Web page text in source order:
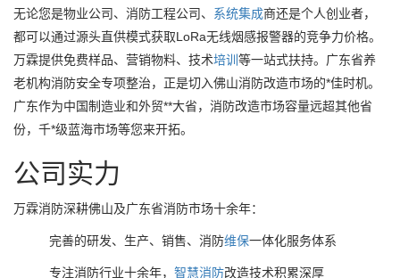
无论您是物业公司、消防工程公司、 系统集成商还是个人创业者，
都可以通过源头直供模式获取LoRa无线烟感报警器的竞争力价格。
万霖提供免费样品、营销物料、技术培训 等一站式扶持。广东省养
老机构消防安全专项整治，正是切入佛山消防改造市场的*佳时机。
广东作为中国制造业和外贸**大省，消防改造市场容量远超其他省
份，千*级蓝海市场等您来开拓。
公司实力
万霖消防深耕佛山及广东省消防市场十余年：
完善的研发、生产、销售、消防维保一体化服务体系
专注消防行业十余年， 智慧消防改造技术积累深厚